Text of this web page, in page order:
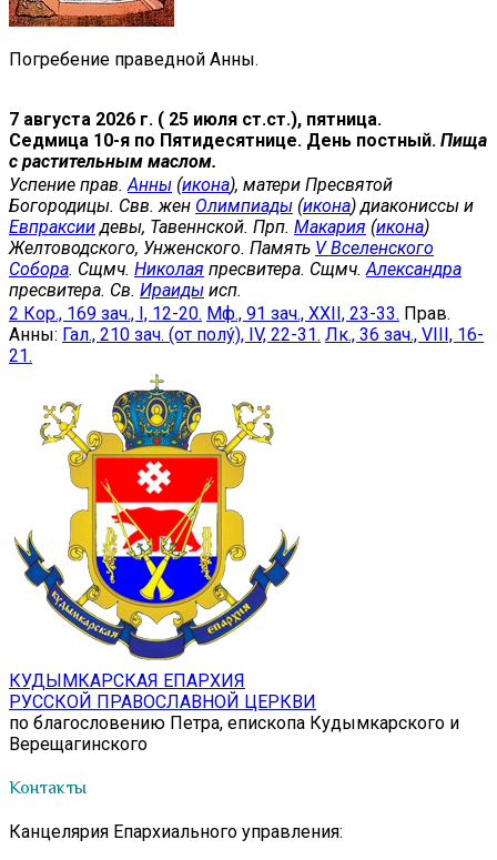
Погребение праведной Анны.
7 августа 2026 г. ( 25 июля ст.ст.), пятница.
Седмица 10-я по Пятидесятнице. День постный. Пища
с растительным маслом.
Успение прав. Анны (икона), матери Пресвятой
Богородицы. Свв. жен Олимпиады (икона) диакониссы и
Евпраксии девы, Тавеннской. Прп. Макария (икона)
Желтоводского, Унженского. Память V Вселенского
Собора. Сщмч. Николая пресвитера. Сщмч. Александра
пресвитера. Св. Ираиды исп.
2 Кор., 169 зач., I, 12-20. Мф., 91 зач., XXII, 23-33. Прав.
Анны: Гал., 210 зач. (от полу́), IV, 22-31. Лк., 36 зач., VIII, 16-
21.
КУДЫМКАРСКАЯ ЕПАРХИЯ
РУССКОЙ ПРАВОСЛАВНОЙ ЦЕРКВИ
по благословению Петра, епископа Кудымкарского и
Верещагинского
Контакты
Канцелярия Епархиального управления: